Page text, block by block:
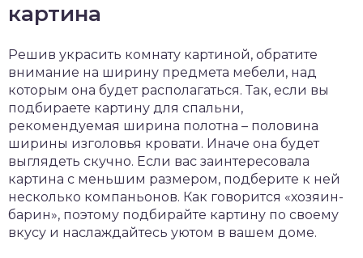
картина
Решив украсить комнату картиной, обратите
внимание на ширину предмета мебели, над
которым она будет располагаться. Так, если вы
подбираете картину для спальни,
рекомендуемая ширина полотна – половина
ширины изголовья кровати. Иначе она будет
выглядеть скучно. Если вас заинтересовала
картина с меньшим размером, подберите к ней
несколько компаньонов. Как говорится «хозяин-
барин», поэтому подбирайте картину по своему
вкусу и наслаждайтесь уютом в вашем доме.